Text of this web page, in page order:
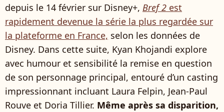
depuis le 14 février sur Disney+, Bref 2 est
rapidement devenue la série la plus regardée sur
la plateforme en France, selon les données de
Disney. Dans cette suite, Kyan Khojandi explore
avec humour et sensibilité la remise en question
de son personnage principal, entouré d’un casting
impressionnant incluant Laura Felpin, Jean-Paul
Rouve et Doria Tillier. Même après sa disparition,